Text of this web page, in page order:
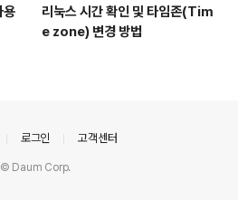
리눅스 시간 확인 및 타임존(Tim
e zone) 변경 방법
로그인 고객센터
© Daum Corp.